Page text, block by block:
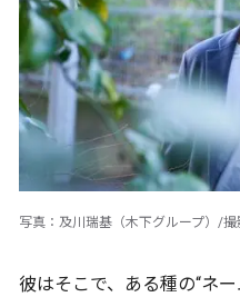
写真：及川瑞基（木下グループ）/
彼はそこで、ある種の“ネ